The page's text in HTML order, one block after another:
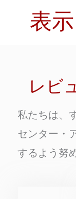
表示
レビ
私たちは、
センター・
するよう努